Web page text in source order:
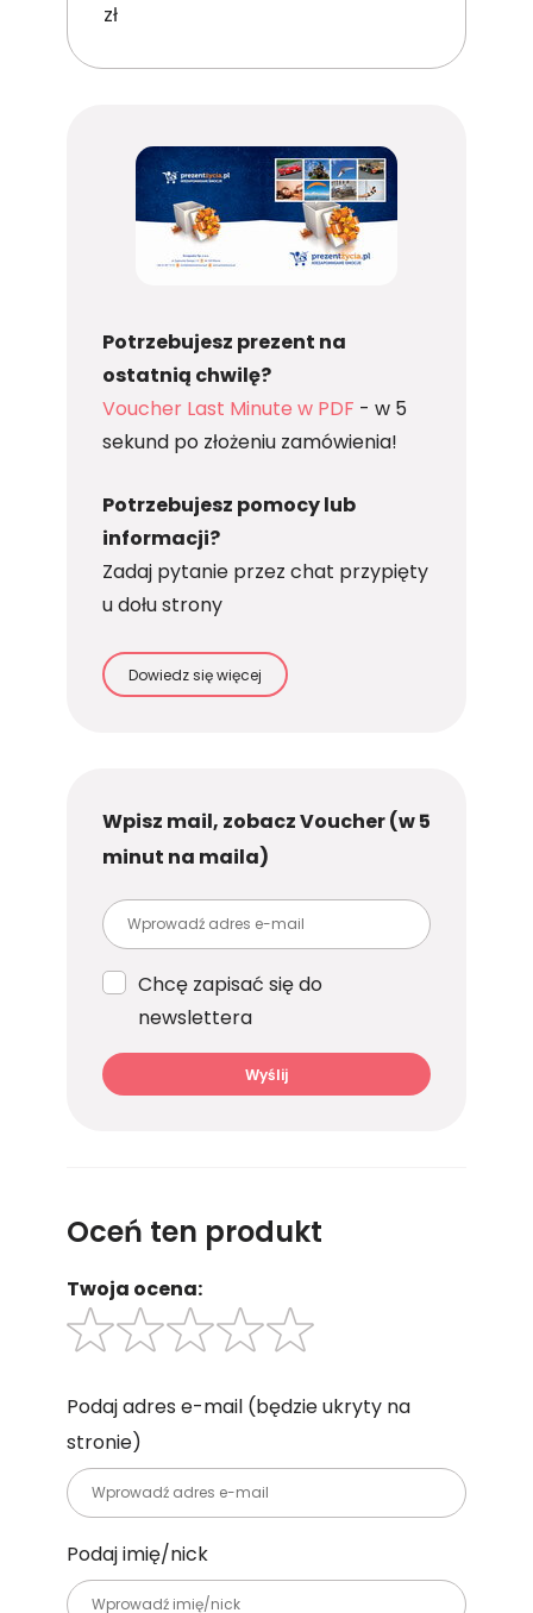
zł
Potrzebujesz prezent na
ostatnią chwilę?
Voucher Last Minute w PDF - w 5
sekund po złożeniu zamówienia!
Potrzebujesz pomocy lub
informacji?
Zadaj pytanie przez chat przypięty
u dołu strony
Dowiedz się więcej
Wpisz mail, zobacz Voucher (w 5
minut na maila)
Chcę zapisać się do
newslettera
Wyślij
Oceń ten produkt
Twoja ocena:
Podaj adres e-mail (będzie ukryty na
stronie)
Podaj imię/nick